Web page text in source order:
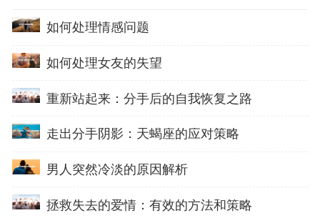
如何处理情感问题
如何处理女友的失望
重新站起来：分手后的自我恢复之路
走出分手阴影：天蝎座的应对策略
男人突然冷淡的原因解析
拯救失去的爱情：有效的方法和策略